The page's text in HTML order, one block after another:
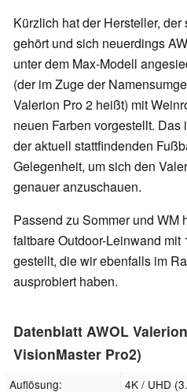
Kürzlich hat der Hersteller,
gehört und sich neuerdings
unter dem Max-Modell
(der im Zuge der
Valerion Pro 2 heißt) mit
neuen Farben vorgestellt.
der aktuell stattfindenden
Gelegenheit, um sich den
genauer anzuschauen.
Passend zu Sommer und WM
faltbare Outdoor-Leinwand mit
gestellt, die wir ebenfalls im
ausprobiert haben.
Datenblatt AWOL
VisionMaster Pro2)
Auflösung: 4K / UHD